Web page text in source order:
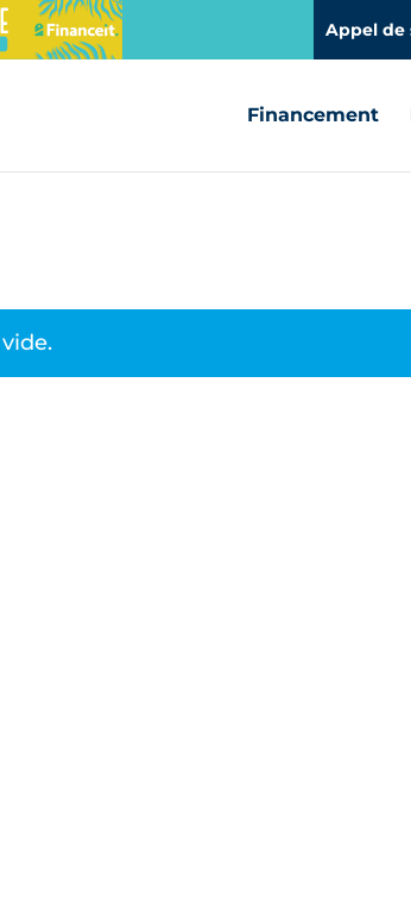
Appel de
Financement